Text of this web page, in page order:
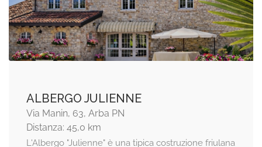
ALBERGO JULIENNE
Via Manin, 63, Arba PN
Distanza: 45,0 km
L'Albergo "Julienne" è una tipica costruzione friulana